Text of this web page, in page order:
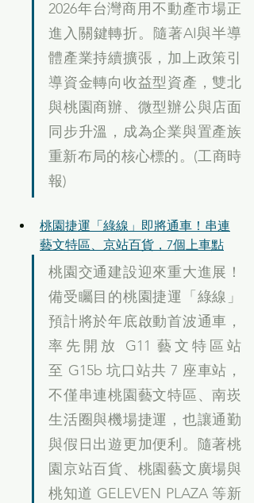
2026年台灣商用不動產市場正
進入關鍵轉折。隨著AI與半導
體產業持續擴張，加上政策引
導資金轉向收益型資產，雙北
與桃園商辦、微型辦公與店面
同步升溫，成為企業與置產族
重新布局的核心標的。(工商時
報)
桃園捷運「綠線」即將通車！串連
藝文特區、京站百貨，7個上車點
桃園交通建設迎來重大進展！
備受矚目的桃園捷運「綠線」
預計將於年底啟動首波通車，
率先開放 G11 藝文特區站
至 G15b 坑口站共 7 座車站，
不僅串連桃園藝文特區、南崁
生活圈與機場捷運，也讓通勤
與假日出遊更加便利。隨著桃
園京站百貨、桃園藝文廣場與
桃知道 GELEVEN PLAZA 等新